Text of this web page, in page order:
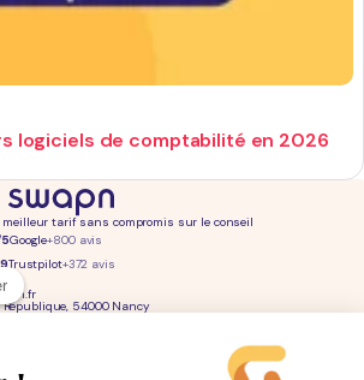
logiciels de comptabilité en 2026
meilleur tarif sans compromis sur le conseil
Google+800 avis
Trustpilot+372 avis
République, 54000 Nancy